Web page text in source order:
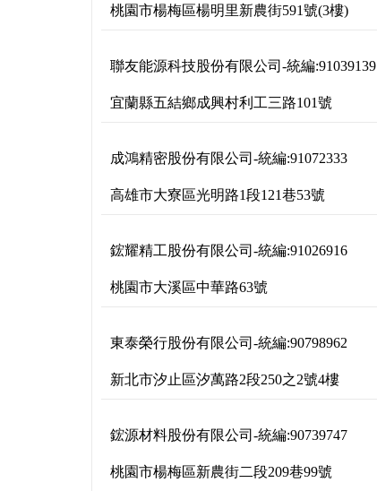
桃園市楊梅區楊明里新農街591號(3樓)
聯友能源科技股份有限公司 -統編:91039139
宜蘭縣五結鄉成興村利工三路101號
成鴻精密股份有限公司 -統編:91072333
高雄市大寮區光明路1段121巷53號
鋐耀精工股份有限公司 -統編:91026916
桃園市大溪區中華路63號
東泰榮行股份有限公司 -統編:90798962
新北市汐止區汐萬路2段250之2號4樓
鋐源材料股份有限公司 -統編:90739747
桃園市楊梅區新農街二段209巷99號